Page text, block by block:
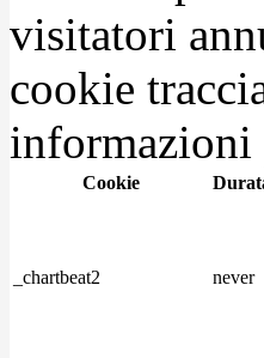
visitatori
cookie
informazioni
Cookie
_chartbeat2 never